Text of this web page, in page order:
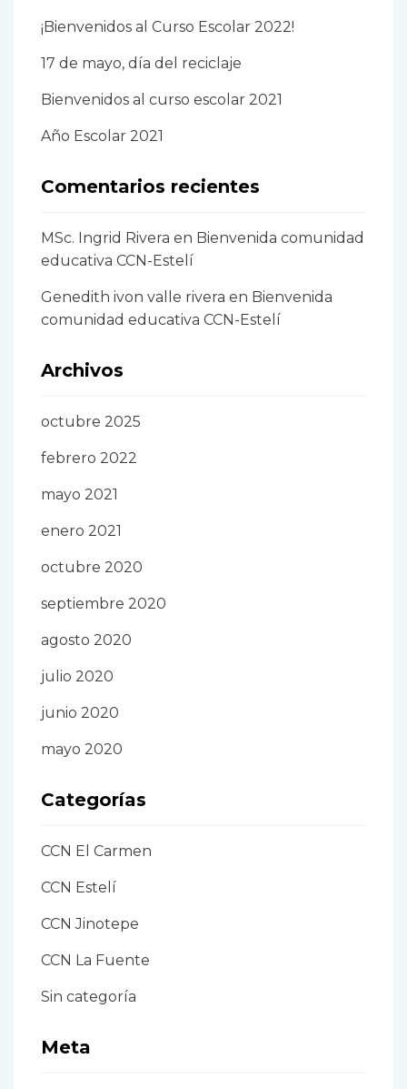
¡Bienvenidos al Curso Escolar 2022!
17 de mayo, día del reciclaje
Bienvenidos al curso escolar 2021
Año Escolar 2021
Comentarios recientes
MSc. Ingrid Rivera en Bienvenida comunidad
educativa CCN-Estelí
Genedith ivon valle rivera en Bienvenida
comunidad educativa CCN-Estelí
Archivos
octubre 2025
febrero 2022
mayo 2021
enero 2021
octubre 2020
septiembre 2020
agosto 2020
julio 2020
junio 2020
mayo 2020
Categorías
CCN El Carmen
CCN Estelí
CCN Jinotepe
CCN La Fuente
Sin categoría
Meta